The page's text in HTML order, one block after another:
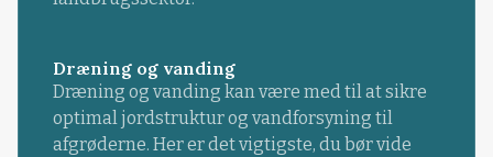
Dræning og vanding
Dræning og vanding kan være med til at sikre
optimal jordstruktur og vandforsyning til
afgrøderne. Her er det vigtigste, du bør vide